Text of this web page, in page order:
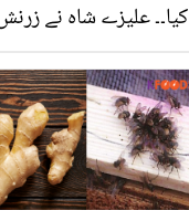
کیا۔۔ علیزے شاہ نے
بھی نہ بخشا ! اصل
کیا ہے؟